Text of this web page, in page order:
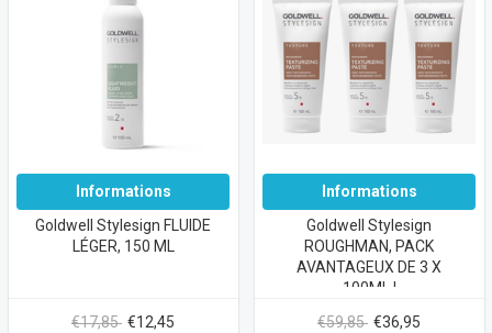
Informations
Goldwell Stylesign FLUIDE
LÉGER, 150 ML
€17,85 €12,45
Informations
Goldwell Stylesign
ROUGHMAN, PACK
AVANTAGEUX DE 3 X
100ML !
€59,85 €36,95